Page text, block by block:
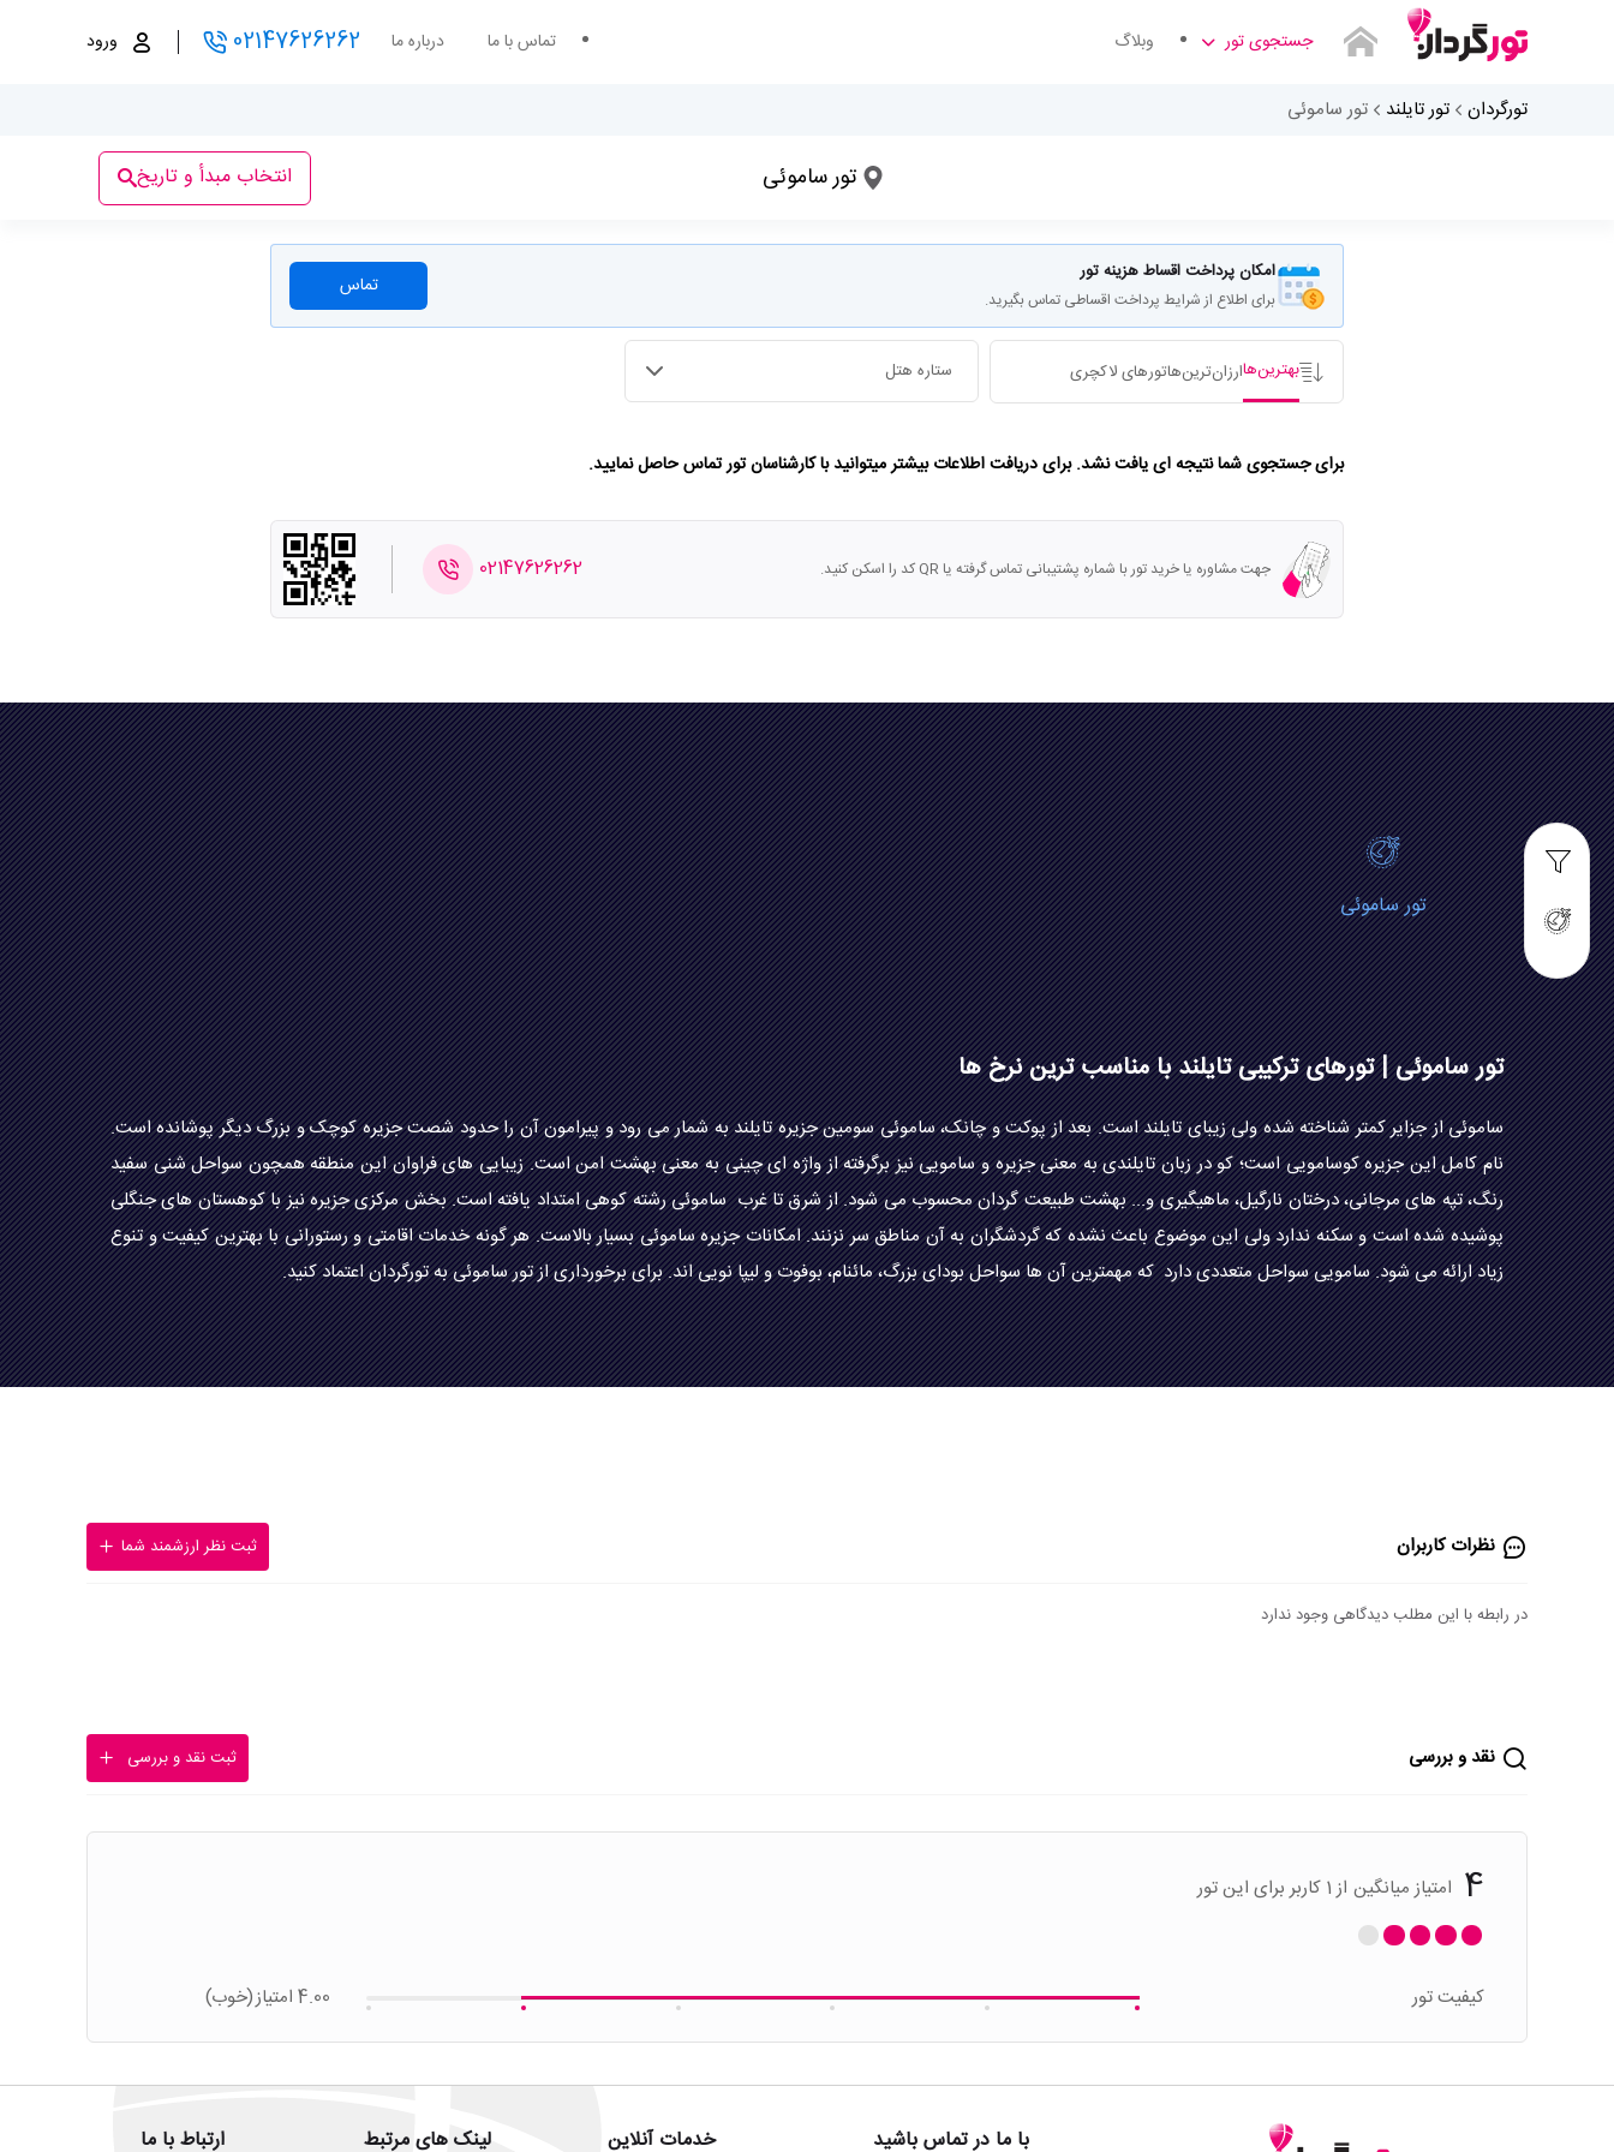
جستجوی تور وبلاگ تماس با ما درباره ما 02147626262 ورود
تورگردان تور تایلند تور ساموئی
تاریخ ورود
تور ساموئی انتخاب مبدأ و تاریخ
امکان پرداخت اقساط هزینه تور
برای اطلاع از شرایط پرداخت اقساطی تماس بگیرید. تماس
بهترین‌هاارزان‌ترین‌هاتورهای لاکچری ستاره هتل
برای جستجوی شما نتیجه ای یافت نشد. برای دریافت اطلاعات بیشتر میتوانید با کارشناسان تور تماس حاصل نمایید.
جهت مشاوره یا خرید تور با شماره پشتیبانی تماس گرفته یا QR کد را اسکن کنید. 02147626262
تور ساموئی
تور ساموئی | تورهای ترکیبی تایلند با مناسب ترین نرخ ها
ساموئی از جزایر کمتر شناخته شده ولی زیبای تایلند است. بعد از پوکت و چانک، ساموئی سومین جزیره تایلند به شمار می رود و پیرامون آن را حدود شصت جزیره کوچک و بزرگ دیگر پوشانده است.
نام کامل این جزیره کوسامویی است؛ کو در زبان تایلندی به معنی جزیره و سامویی نیز برگرفته از واژه ای چینی به معنی بهشت امن است. زیبایی های فراوان این منطقه همچون سواحل شنی سفید
رنگ، تپه های مرجانی، درختان نارگیل، ماهیگیری و... بهشت طبیعت گردان محسوب می شود. از شرق تا غرب ساموئی رشته کوهی امتداد یافته است. بخش مرکزی جزیره نیز با کوهستان های جنگلی
پوشیده شده است و سکنه ندارد ولی این موضوع باعث نشده که گردشگران به آن مناطق سر نزنند. امکانات جزیره ساموئی بسیار بالاست. هر گونه خدمات اقامتی و رستورانی با بهترین کیفیت و تنوع
زیاد ارائه می شود. سامویی سواحل متعددی دارد که مهمترین آن ها سواحل بودای بزرگ، مائنام، بوفوت و لیپا نویی اند. برای برخورداری از تور ساموئی به تورگردان اعتماد کنید.
نظرات کاربران ثبت نظر ارزشمند شما
در رابطه با این مطلب دیدگاهی وجود ندارد
نقد و بررسی ثبت نقد و بررسی
4 امتیاز میانگین از 1 کاربر برای این تور
کیفیت تور 4.00 امتیاز (خوب)
با ما در تماس باشید خدمات آنلاین لینک های مرتبط ارتباط با ما